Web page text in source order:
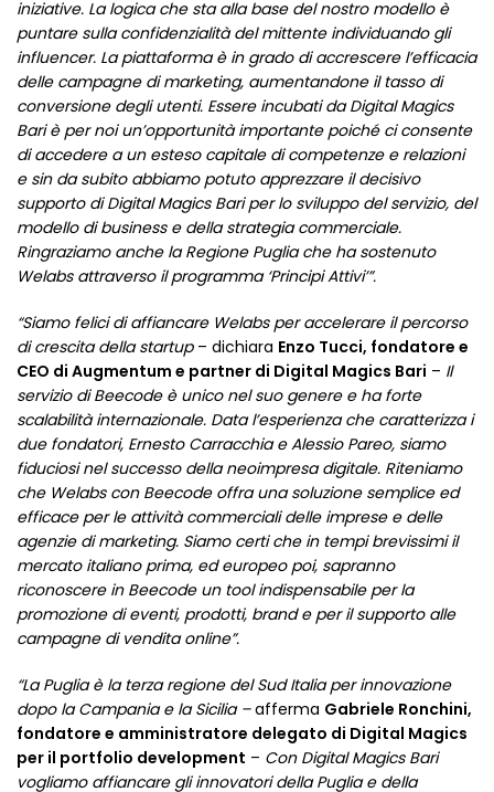
iniziative. La logica che sta alla base del nostro modello è
puntare sulla confidenzialità del mittente individuando gli
influencer. La piattaforma è in grado di accrescere l’efficacia
delle campagne di marketing, aumentandone il tasso di
conversione degli utenti. Essere incubati da Digital Magics
Bari è per noi un’opportunità importante poiché ci consente
di accedere a un esteso capitale di competenze e relazioni
e sin da subito abbiamo potuto apprezzare il decisivo
supporto di Digital Magics Bari per lo sviluppo del servizio, del
modello di business e della strategia commerciale.
Ringraziamo anche la Regione Puglia che ha sostenuto
Welabs attraverso il programma ‘Principi Attivi’”.
“Siamo felici di affiancare Welabs per accelerare il percorso
di crescita della startup– dichiara Enzo Tucci, fondatore e
CEO di Augmentum e partner di Digital Magics Bari – Il
servizio di Beecode è unico nel suo genere e ha forte
scalabilità internazionale. Data l’esperienza che caratterizza i
due fondatori, Ernesto Carracchia e Alessio Pareo, siamo
fiduciosi nel successo della neoimpresa digitale. Riteniamo
che Welabs con Beecode offra una soluzione semplice ed
efficace per le attività commerciali delle imprese e delle
agenzie di marketing. Siamo certi che in tempi brevissimi il
mercato italiano prima, ed europeo poi, sapranno
riconoscere in Beecode un tool indispensabile per la
promozione di eventi, prodotti, brand e per il supporto alle
campagne di vendita online”.
“La Puglia è la terza regione del Sud Italia per innovazione
dopo la Campania e la Sicilia –afferma Gabriele Ronchini,
fondatore e amministratore delegato di Digital Magics
per il portfolio development – Con Digital Magics Bari
vogliamo affiancare gli innovatori della Puglia e della